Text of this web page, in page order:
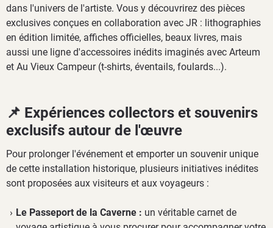
dans l'univers de l'artiste. Vous y découvrirez des pièces
exclusives conçues en collaboration avec JR : lithographies
en édition limitée, affiches officielles, beaux livres, mais
aussi une ligne d'accessoires inédits imaginés avec Arteum
et Au Vieux Campeur (t-shirts, éventails, foulards...).
📌 Expériences collectors et souvenirs
exclusifs autour de l'œuvre
Pour prolonger l'événement et emporter un souvenir unique
de cette installation historique, plusieurs initiatives inédites
sont proposées aux visiteurs et aux voyageurs :
Le Passeport de la Caverne : un véritable carnet de